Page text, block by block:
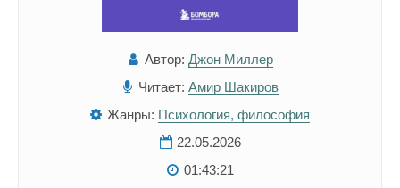
Автор: Джон Миллер
Читает: Амир Шакиров
Жанры: Психология, философия
22.05.2026
01:43:21